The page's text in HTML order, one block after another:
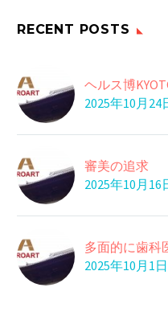
RECENT POSTS
ヘルス博
2025年10月24
審美の追求
2025年10月16
多面的に歯科
2025年10月1日